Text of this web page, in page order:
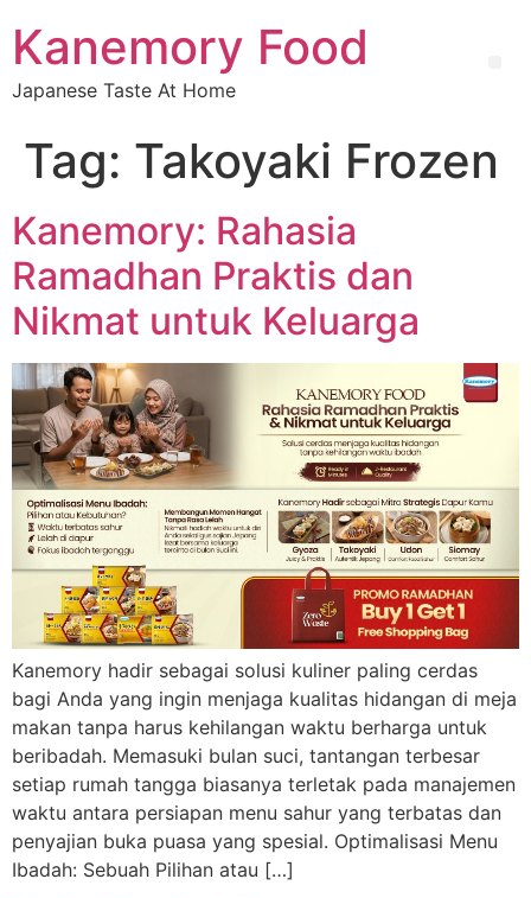
Kanemory Food
Japanese Taste At Home
Tag: Takoyaki Frozen
Kanemory: Rahasia
Ramadhan Praktis dan
Nikmat untuk Keluarga
Kanemory hadir sebagai solusi kuliner paling cerdas
bagi Anda yang ingin menjaga kualitas hidangan di meja
makan tanpa harus kehilangan waktu berharga untuk
beribadah. Memasuki bulan suci, tantangan terbesar
setiap rumah tangga biasanya terletak pada manajemen
waktu antara persiapan menu sahur yang terbatas dan
penyajian buka puasa yang spesial. Optimalisasi Menu
Ibadah: Sebuah Pilihan atau […]